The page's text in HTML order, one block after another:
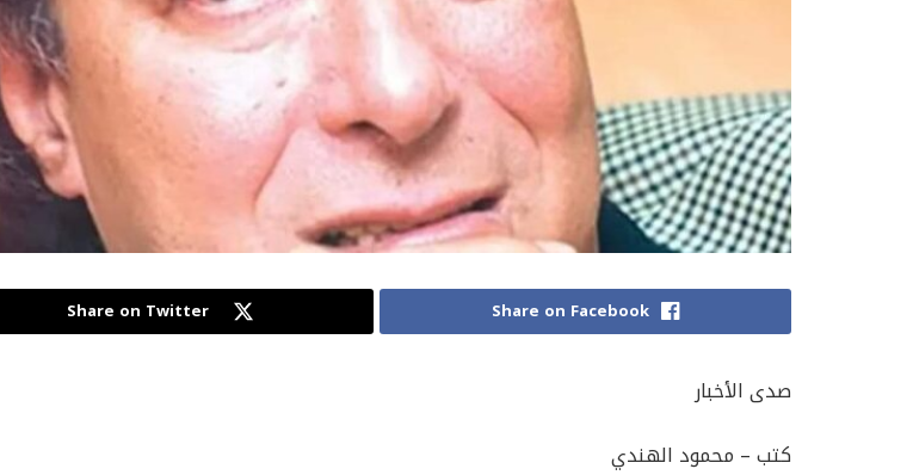
Share on Facebook
Share on Twitter
صدى الأخبار
كتب – محمود الهندي